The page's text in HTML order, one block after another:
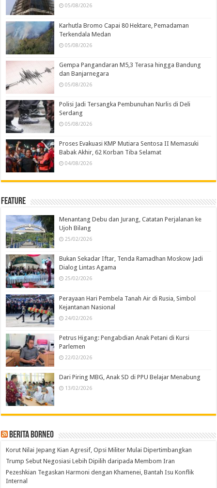
05/08/2026
Karhutla Bromo Capai 80 Hektare, Pemadaman
Terkendala Medan
05/08/2026
Gempa Pangandaran M5,3 Terasa hingga Bandung
dan Banjarnegara
05/08/2026
Polisi Jadi Tersangka Pembunuhan Nurlis di Deli
Serdang
05/08/2026
Proses Evakuasi KMP Mutiara Sentosa II Memasuki
Babak Akhir, 62 Korban Tiba Selamat
04/08/2026
Feature
Menantang Debu dan Jurang, Catatan Perjalanan ke
Ujoh Bilang
25/02/2026
Bukan Sekadar Iftar, Tenda Ramadhan Moskow Jadi
Dialog Lintas Agama
25/02/2026
Perayaan Hari Pembela Tanah Air di Rusia, Simbol
Kejantanan Nasional
24/02/2026
Petrus Higang: Pengabdian Anak Petani di Kursi
Parlemen
22/02/2026
Dari Piring MBG, Anak SD di PPU Belajar Menabung
13/02/2026
Berita Borneo
Korut Nilai Jepang Kian Agresif, Opsi Militer Mulai Dipertimbangkan
Trump Sebut Negosiasi Lebih Dipilih daripada Membom Iran
Pezeshkian Tegaskan Harmoni dengan Khamenei, Bantah Isu Konflik
Internal